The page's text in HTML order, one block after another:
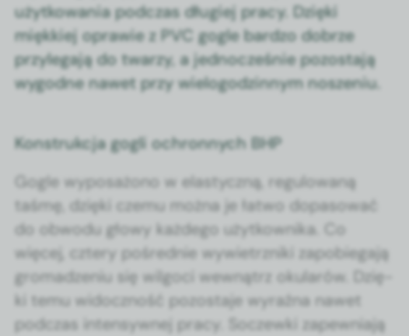
użytkowa­nia pod­czas długiej pra­cy. Dzię­ki
miękkiej opraw­ie z PVC gogle bard­zo dobrze
przyle­ga­ją do twarzy, a jed­nocześnie pozosta­ją
wygodne nawet przy wiel­o­godzin­nym nosze­niu.
Konstrukcja gogli ochronnych BHP
Gogle wyposażono w elasty­czną, reg­u­lowaną
taśmę, dzię­ki czemu moż­na je łat­wo dopa­sować
do obwodu głowy każdego użytkown­i­ka. Co
więcej, cztery pośred­nie wywi­etrzni­ki zapo­b­ie­ga­ją
gro­madze­niu się wilgo­ci wewnątrz oku­larów. Dzię­
ki temu widoczność pozosta­je wyraź­na nawet
pod­czas inten­sy­wnej pra­cy. Soczew­ki zapew­ni­a­ją